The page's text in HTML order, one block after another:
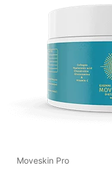
Moveskin Pro